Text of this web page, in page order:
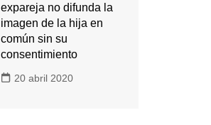
expareja no difunda la
imagen de la hija en
común sin su
consentimiento
20 abril 2020